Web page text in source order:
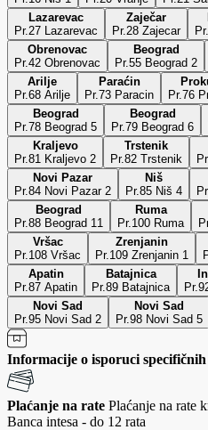
Lazarevac
Pr.27 Lazarevac
Zaječar
Pr.28 Zajecar
Obrenovac
Pr.42 Obrenovac
Beograd
Pr.55 Beograd 2
Arilje
Pr.68 Arilje
Paraćin
Pr.73 Paracin
Pr.76
Beograd
Pr.78 Beograd 5
Beograd
Pr.79 Beograd 6
Kraljevo
Pr.81 Kraljevo 2
Trstenik
Pr.82 Trstenik
Novi Pazar
Pr.84 Novi Pazar 2
Niš
Pr.85 Niš 4
Beograd
Pr.88 Beograd 11
Ruma
Pr.100 Ruma
Vršac
Pr.108 Vršac
Zrenjanin
Pr.109 Zrenjanin 1
Apatin
Pr.87 Apatin
Batajnica
Pr.89 Batajnica
Novi Sad
Pr.95 Novi Sad 2
Novi Sad
Pr.98 Novi Sad 5
Informacije o isporuci
Plaćanje na rate Plaćanje na rate
Banca intesa - do 12 rata